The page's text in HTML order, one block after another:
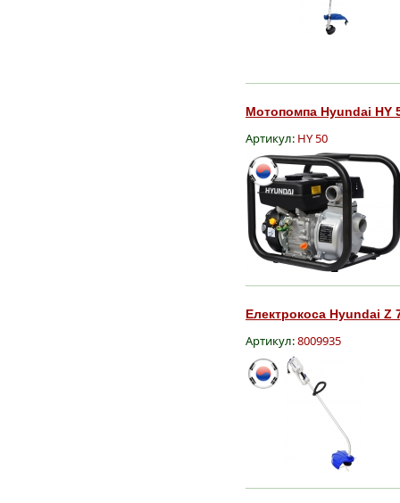
Мотопомпа Hyundai HY
Артикул: HY 50
Електрокоса Hyundai Z
Артикул:8009935